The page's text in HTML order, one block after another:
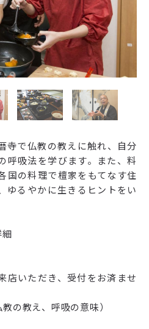
寺で仏教の教えに触れ、自分
呼吸法を学びます。また、料
国の料理で檀家をもてなす住
ゆるやかに生きるヒントをい
店いただき、受付をお済ませ
の教え、呼吸の意味）